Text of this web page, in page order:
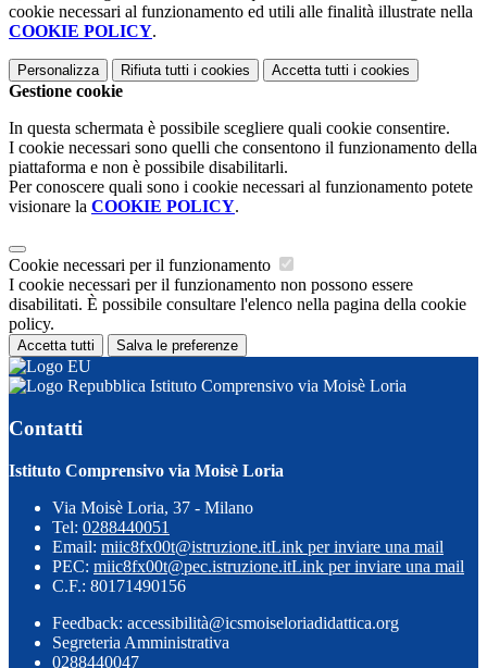
cookie necessari al funzionamento ed utili alle finalità illustrate nella
COOKIE POLICY.
Personalizza Rifiuta tutti i cookies Accetta tutti i cookies
Gestione cookie
In questa schermata è possibile scegliere quali cookie consentire.
I cookie necessari sono quelli che consentono il funzionamento della
piattaforma e non è possibile disabilitarli.
Per conoscere quali sono i cookie necessari al funzionamento potete
visionare la COOKIE POLICY.
Cookie necessari per il funzionamento
I cookie necessari per il funzionamento non possono essere
disabilitati. È possibile consultare l'elenco nella pagina della cookie
policy.
Accetta tutti Salva le preferenze
Istituto Comprensivo via Moisè Loria
Contatti
Istituto Comprensivo via Moisè Loria
Via Moisè Loria, 37 - Milano
Tel: 0288440051
Email: miic8fx00t@istruzione.itLink per inviare una mail
PEC: miic8fx00t@pec.istruzione.itLink per inviare una mail
C.F.: 80171490156
Feedback: accessibilità@icsmoiseloriadidattica.org
Segreteria Amministrativa
0288440047